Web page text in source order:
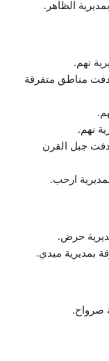
الظاهر.
نهم.
مناطق متفرقة
نهم.
جبل القرن
ارحب.
حرض.
صرواح.